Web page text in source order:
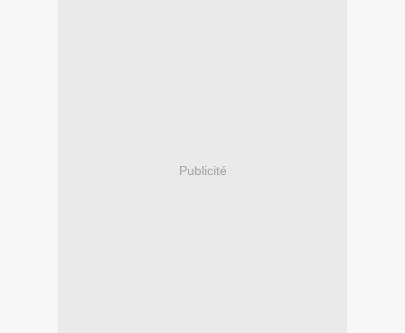
Publicité